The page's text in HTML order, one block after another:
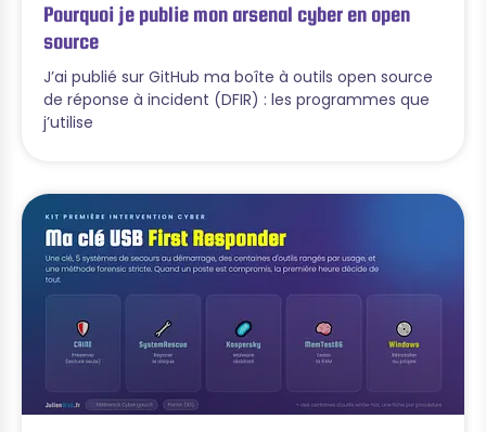
Pourquoi je publie mon arsenal cyber en open
source
J’ai publié sur GitHub ma boîte à outils open source
de réponse à incident (DFIR) : les programmes que
j’utilise